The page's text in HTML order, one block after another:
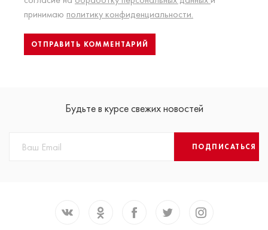
принимаю политику конфиденциальности.
Будьте в курсе свежих новостей
ПОДПИСАТЬСЯ